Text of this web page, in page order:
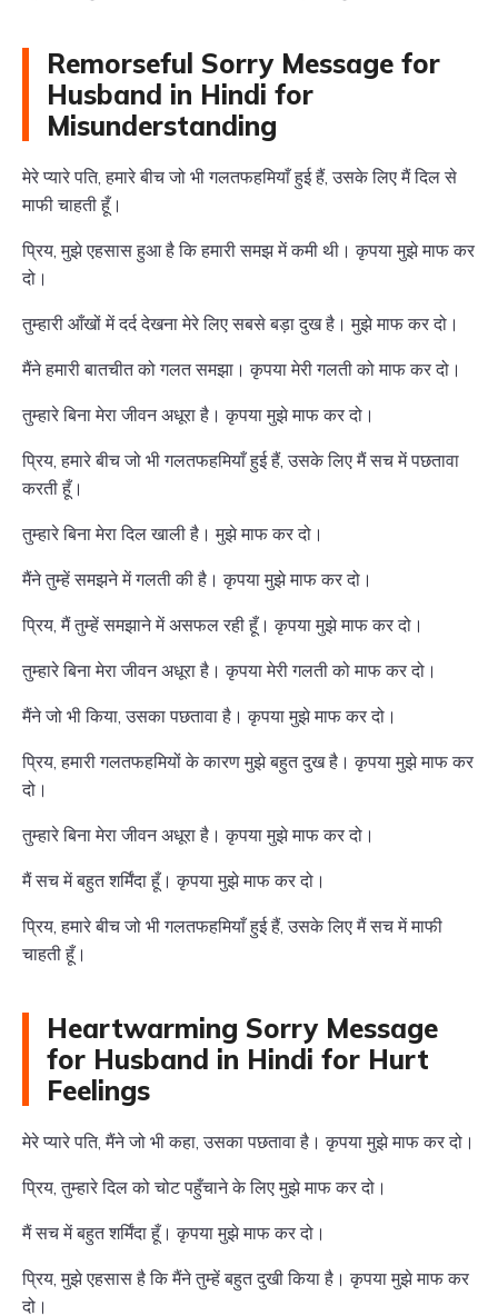
Remorseful Sorry Message for
Husband in Hindi for
Misunderstanding
मेरे प्यारे पति, हमारे बीच जो भी गलतफहमियाँ हुई हैं, उसके लिए मैं दिल से
माफी चाहती हूँ।
प्रिय, मुझे एहसास हुआ है कि हमारी समझ में कमी थी। कृपया मुझे माफ कर
दो।
तुम्हारी आँखों में दर्द देखना मेरे लिए सबसे बड़ा दुख है। मुझे माफ कर दो।
मैंने हमारी बातचीत को गलत समझा। कृपया मेरी गलती को माफ कर दो।
तुम्हारे बिना मेरा जीवन अधूरा है। कृपया मुझे माफ कर दो।
प्रिय, हमारे बीच जो भी गलतफहमियाँ हुई हैं, उसके लिए मैं सच में पछतावा
करती हूँ।
तुम्हारे बिना मेरा दिल खाली है। मुझे माफ कर दो।
मैंने तुम्हें समझने में गलती की है। कृपया मुझे माफ कर दो।
प्रिय, मैं तुम्हें समझाने में असफल रही हूँ। कृपया मुझे माफ कर दो।
तुम्हारे बिना मेरा जीवन अधूरा है। कृपया मेरी गलती को माफ कर दो।
मैंने जो भी किया, उसका पछतावा है। कृपया मुझे माफ कर दो।
प्रिय, हमारी गलतफहमियों के कारण मुझे बहुत दुख है। कृपया मुझे माफ कर
दो।
तुम्हारे बिना मेरा जीवन अधूरा है। कृपया मुझे माफ कर दो।
मैं सच में बहुत शर्मिंदा हूँ। कृपया मुझे माफ कर दो।
प्रिय, हमारे बीच जो भी गलतफहमियाँ हुई हैं, उसके लिए मैं सच में माफी
चाहती हूँ।
Heartwarming Sorry Message
for Husband in Hindi for Hurt
Feelings
मेरे प्यारे पति, मैंने जो भी कहा, उसका पछतावा है। कृपया मुझे माफ कर दो।
प्रिय, तुम्हारे दिल को चोट पहुँचाने के लिए मुझे माफ कर दो।
मैं सच में बहुत शर्मिंदा हूँ। कृपया मुझे माफ कर दो।
प्रिय, मुझे एहसास है कि मैंने तुम्हें बहुत दुखी किया है। कृपया मुझे माफ कर
दो।